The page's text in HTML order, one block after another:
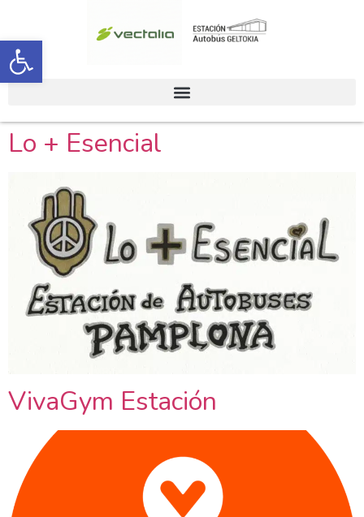
Abrir barra de herramientas
Lo + Esencial
VivaGym Estación